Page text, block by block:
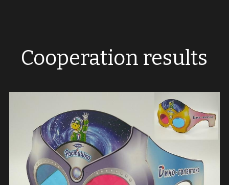
Cooperation results